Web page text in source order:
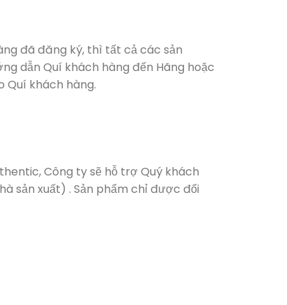
đã đăng ký, thì tất cả các sản
dẫn Quí khách hàng đến Hãng hoặc
Quí khách hàng.
Công ty sẽ hỗ trợ Quý khách
sản xuất) . Sản phẩm chỉ được đổi